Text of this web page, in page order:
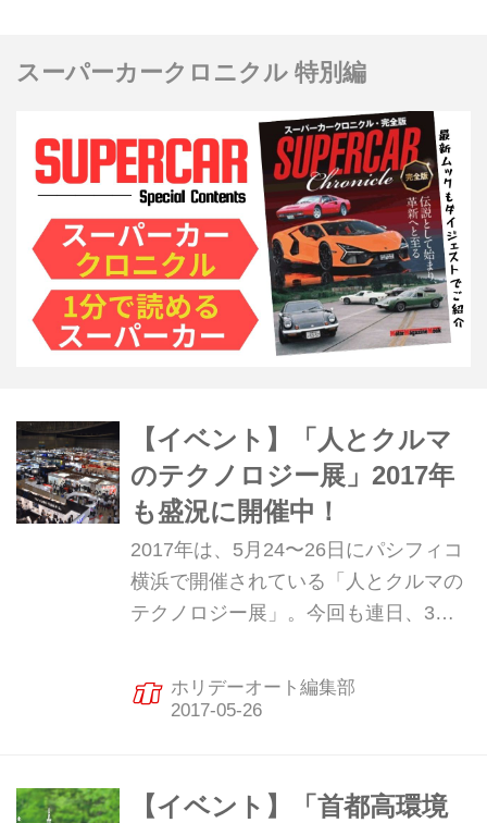
スーパーカークロニクル 特別編
【イベント】「人とクルマ
のテクノロジー展」2017年
も盛況に開催中！
2017年は、5月24〜26日にパシフィコ
横浜で開催されている「人とクルマの
テクノロジー展」。今回も連日、3万
ホリデーオート編集部
【イベント】「首都高環境